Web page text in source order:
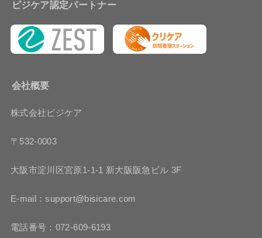
ビジケア認定パートナー
会社概要
株式会社ビジケア
〒532-0003
大阪市淀川区宮原1-1-1 新大阪阪急ビル 3F
E-mail：support@bisicare.com
電話番号：072-609-6193